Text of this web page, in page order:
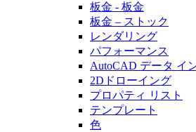
板金 - 板金
板金 – ストック
レンダリング
パフォーマンス
AutoCAD データ イ
2Dドローイング
プロパティ リスト
テンプレート
色